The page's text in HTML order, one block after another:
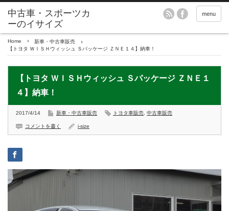
menu
Home
新車・中古車販売
【トヨタ ＷＩＳＨウィッシュ Ｓパッケージ ＺＮＥ１４】納車！
【トヨタ ＷＩＳＨウィッシュ Ｓパッケージ ＺＮＥ１
４】納車！
2017/4/14 新車・中古車販売 トヨタ車販売 中古車販売
コメントを書く i-size